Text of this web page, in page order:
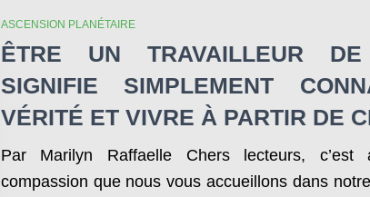
ASCENSION PLANÉTAIRE
ÊTRE UN TRAVAILLEUR DE
SIGNIFIE SIMPLEMENT
VÉRITÉ ET VIVRE À PARTIR DE
Par Marilyn Raffaelle Chers lecteurs, c’est
compassion que nous vous accueillons dans